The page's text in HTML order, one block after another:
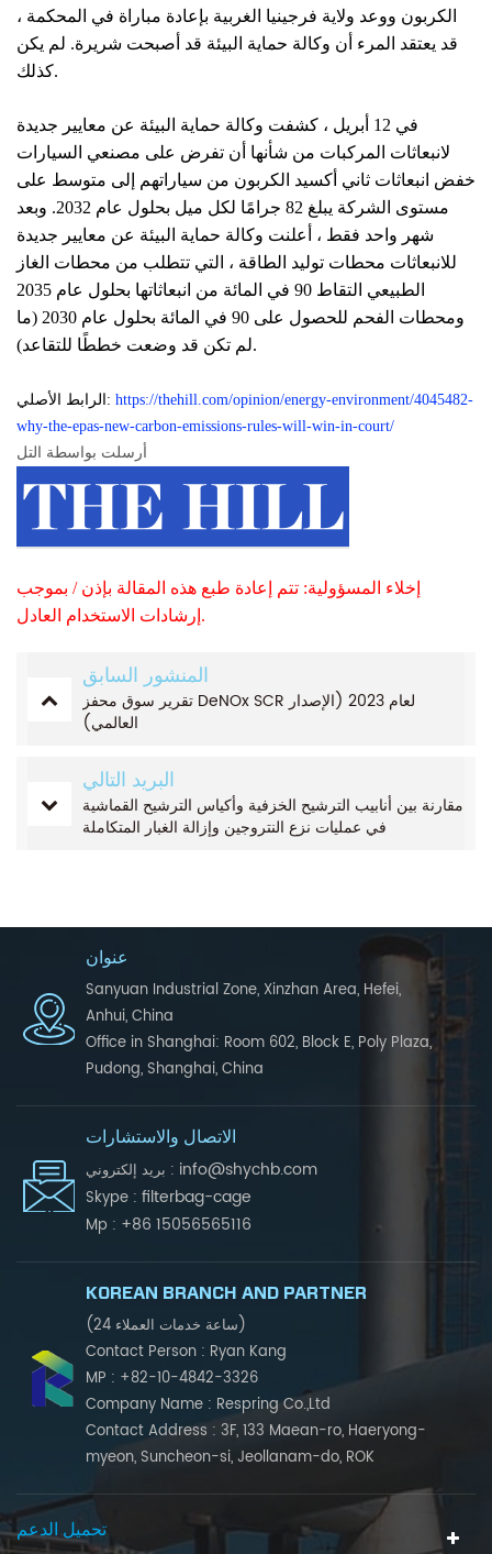
الكربون ووعد ولاية فرجينيا الغربية بإعادة مباراة في المحكمة ،
قد يعتقد المرء أن وكالة حماية البيئة قد أصبحت شريرة. لم يكن
كذلك.
في 12 أبريل ، كشفت وكالة حماية البيئة عن معايير جديدة
لانبعاثات المركبات من شأنها أن تفرض على مصنعي السيارات
خفض انبعاثات ثاني أكسيد الكربون من سياراتهم إلى متوسط ​​على
مستوى الشركة يبلغ 82 جرامًا لكل ميل بحلول عام 2032. وبعد
شهر واحد فقط ، أعلنت وكالة حماية البيئة عن معايير جديدة
للانبعاثات محطات توليد الطاقة ، التي تتطلب من محطات الغاز
الطبيعي التقاط 90 في المائة من انبعاثاتها بحلول عام 2035
ومحطات الفحم للحصول على 90 في المائة بحلول عام 2030 (ما
لم تكن قد وضعت خططًا للتقاعد).
الرابط الأصلي: https://thehill.com/opinion/energy-environment/4045482-
why-the-epas-new-carbon-emissions-rules-will-win-in-court/
أرسلت بواسطة التل
إخلاء المسؤولية: تتم إعادة طبع هذه المقالة بإذن / بموجب
إرشادات الاستخدام العادل.
المنشور السابق
تقرير سوق محفز DeNOx SCR لعام 2023 (الإصدار
العالمي)
البريد التالي
مقارنة بين أنابيب الترشيح الخزفية وأكياس الترشيح القماشية
في عمليات نزع النتروجين وإزالة الغبار المتكاملة
عنوان
Sanyuan Industrial Zone, Xinzhan Area, Hefei,
Anhui, China
Office in Shanghai: Room 602, Block E, Poly Plaza,
Pudong, Shanghai, China
الاتصال والاستشارات
بريد إلكتروني : info@shychb.com
Skype : filterbag-cage
Mp : +86 15056565116
KOREAN BRANCH AND PARTNER
(24 ساعة خدمات العملاء)
Contact Person : Ryan Kang
MP : +82-10-4842-3326
Company Name : Respring Co.,Ltd
Contact Address : 3F, 133 Maean-ro, Haeryong-
myeon, Suncheon-si, Jeollanam-do, ROK
تحميل الدعم